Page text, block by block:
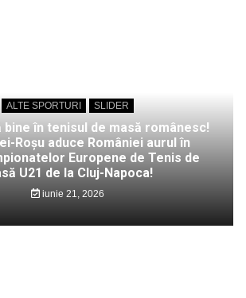
ALTE SPORTURI SLIDER
bine în tenisul de masă românesc!
Roșu aduce României aurul în
Europene de Tenis de
U21 de la Cluj-Napoca!
iunie 21, 2026